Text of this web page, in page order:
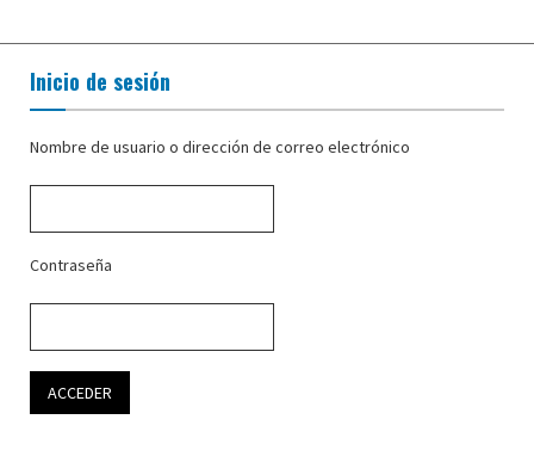
Inicio de sesión
Nombre de usuario o dirección de correo electrónico
Contraseña